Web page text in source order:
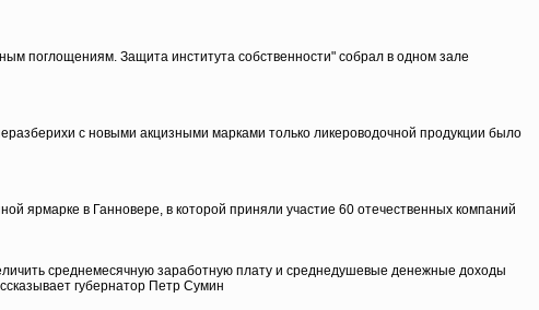
поглощениям. Защита института собственности" собрал в одном зале
с новыми акцизными марками только ликероводочной продукции было
ярмарке в Ганновере, в которой приняли участие 60 отечественных компаний
среднемесячную заработную плату и среднедушевые денежные доходы
губернатор Петр Сумин